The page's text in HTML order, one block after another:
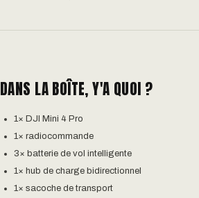
DANS LA BOÎTE, Y'A QUOI ?
1× DJI Mini 4 Pro
1× radiocommande
3× batterie de vol intelligente
1× hub de charge bidirectionnel
1× sacoche de transport